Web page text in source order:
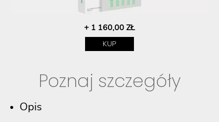
+ 1 160,00 ZŁ
KUP
Poznaj szczegóły
Opis